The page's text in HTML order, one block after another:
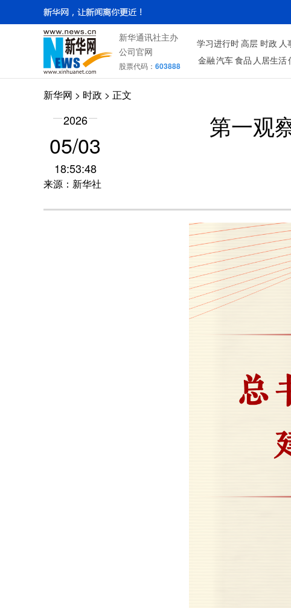
新华通讯社主办
公司官网
股票代码： 603888
学习进行时 高层 时政 人
金融 汽车 食品 人居生活
新华网 > 时政 > 正文
2026
05/03
18:53:48
来源：新华社
第一观